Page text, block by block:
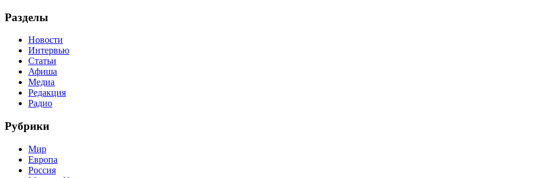
Разделы
Новости
Интервью
Статьи
Афиша
Медиа
Редакция
Радио
Рубрики
Мир
Европа
Россия